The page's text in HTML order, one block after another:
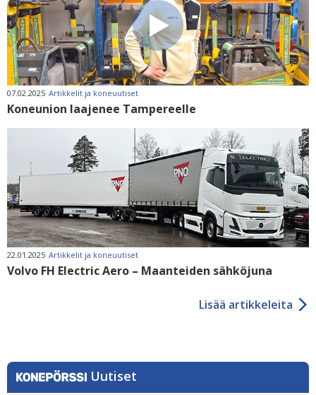
07.02.2025 Artikkelit ja koneuutiset
Koneunion laajenee Tampereelle
22.01.2025 Artikkelit ja koneuutiset
Volvo FH Electric Aero – Maanteiden sähköjuna
Lisää artikkeleita
Uutiset